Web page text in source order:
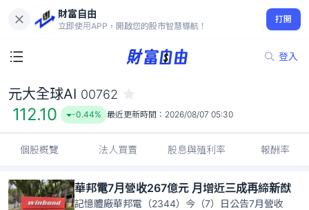
財富自由
立即使用APP，開啟您的股市智慧導航！
打開
登入
112.10
-0.44%
元大全球AI 00762
112.10 -0.44% 最近更新時間： 2026/08/07 05:30
個股概覽 法人買賣 股息與殖利率 報酬率
華邦電7月營收267億元 月增近三成再締新猷
記憶體廠華邦電（2344）今（7）日公告7月營收